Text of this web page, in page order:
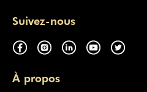
Suivez-nous
À propos